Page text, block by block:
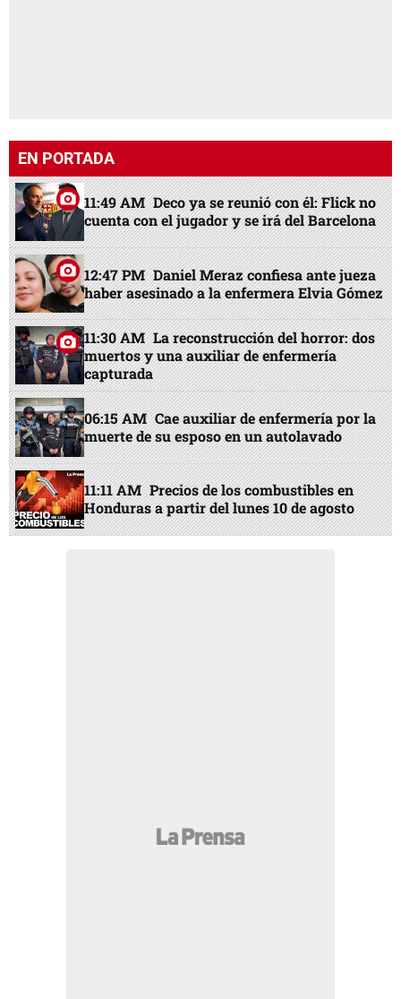
EN PORTADA
11:49 AM Deco ya se reunió con él: Flick no
cuenta con el jugador y se irá del Barcelona
12:47 PM Daniel Meraz confiesa ante jueza
haber asesinado a la enfermera Elvia Gómez
11:30 AM La reconstrucción del horror: dos
muertos y una auxiliar de enfermería
capturada
06:15 AM Cae auxiliar de enfermería por la
muerte de su esposo en un autolavado
11:11 AM Precios de los combustibles en
Honduras a partir del lunes 10 de agosto